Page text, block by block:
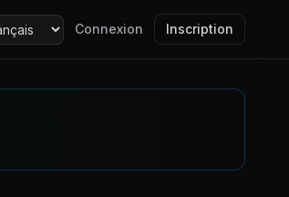
Connexion Inscription